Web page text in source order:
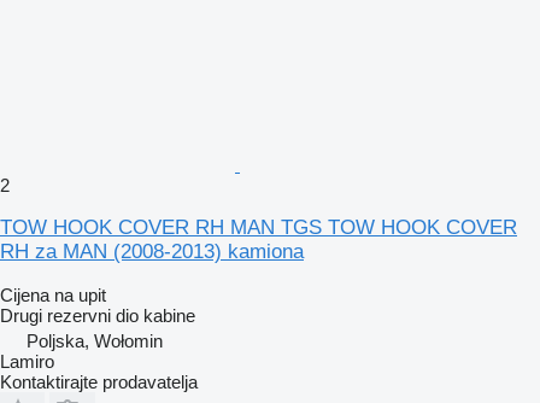
2
TOW HOOK COVER RH MAN TGS TOW HOOK COVER
RH za MAN (2008-2013) kamiona
Cijena na upit
Drugi rezervni dio kabine
Poljska, Wołomin
Lamiro
Kontaktirajte prodavatelja